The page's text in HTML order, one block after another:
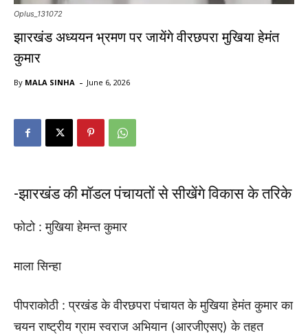
Oplus_131072
झारखंड अध्ययन भ्रमण पर जायेंगे वीरछपरा मुखिया हेमंत
कुमार
By MALA SINHA - June 6, 2026
-झारखंड की मॉडल पंचायतों से सीखेंगे विकास के तरिके
फोटो : मुखिया हेमन्त कुमार
माला सिन्हा
पीपराकोठी : प्रखंड के वीरछपरा पंचायत के मुखिया हेमंत कुमार का
चयन राष्ट्रीय ग्राम स्वराज अभियान (आरजीएसए) के तहत